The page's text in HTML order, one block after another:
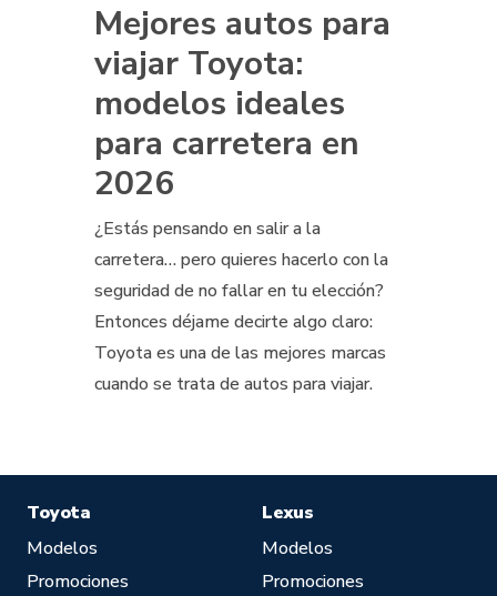
Mejores autos para
viajar Toyota:
modelos ideales
para carretera en
2026
¿Estás pensando en salir a la
carretera… pero quieres hacerlo con la
seguridad de no fallar en tu elección?
Entonces déjame decirte algo claro:
Toyota es una de las mejores marcas
cuando se trata de autos para viajar.
Pie
de
Toyota
Modelos
Promociones
Lexus
Modelos
Promociones